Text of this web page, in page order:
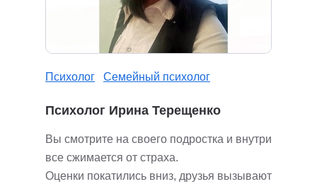
Психолог Семейный психолог
Психолог Ирина Терещенко
Вы смотрите на своего подростка и внутри
все сжимается от страха.
Оценки покатились вниз, друзья вызывают